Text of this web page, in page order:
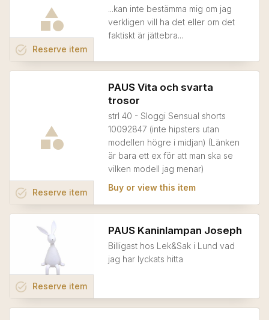
...kan inte bestämma mig om jag
verkligen vill ha det eller om det
faktiskt är jättebra...
task_alt Reserve item
PAUS Vita och svarta
trosor
strl 40 - Sloggi Sensual shorts
10092847 (inte hipsters utan
modellen högre i midjan) (Länken
är bara ett ex för att man ska se
vilken modell jag menar)
Buy or view this item
task_alt Reserve item
PAUS Kaninlampan Joseph
Billigast hos Lek&Sak i Lund vad
jag har lyckats hitta
task_alt Reserve item